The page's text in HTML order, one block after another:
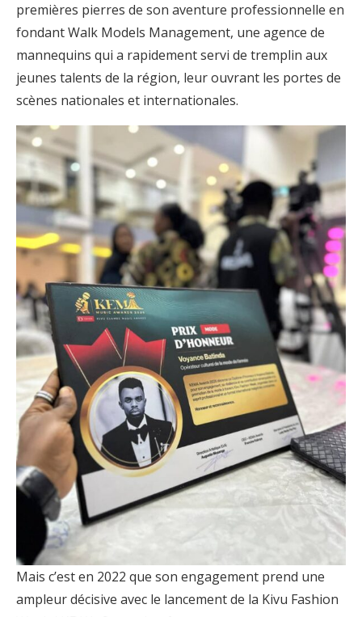
premières pierres de son aventure professionnelle en
fondant Walk Models Management, une agence de
mannequins qui a rapidement servi de tremplin aux
jeunes talents de la région, leur ouvrant les portes de
scènes nationales et internationales.
Mais c’est en 2022 que son engagement prend une
ampleur décisive avec le lancement de la Kivu Fashion